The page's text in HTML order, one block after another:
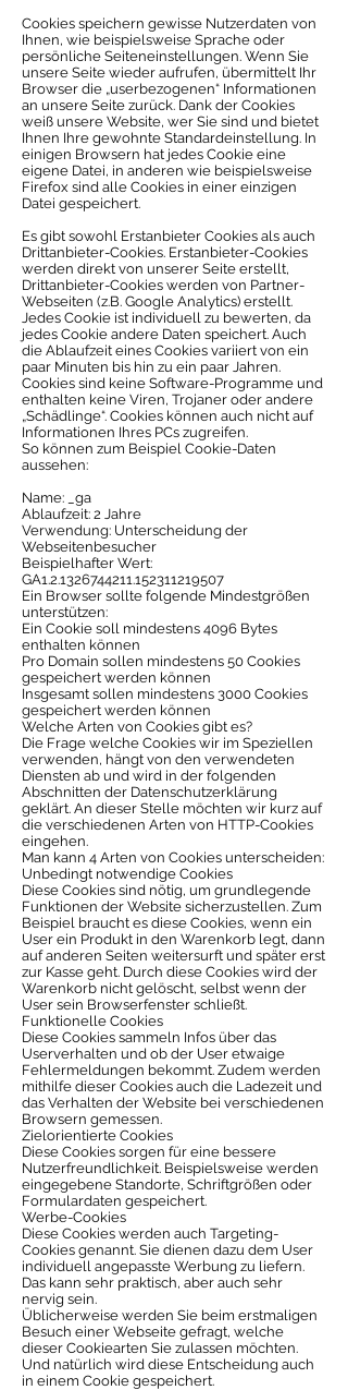
Cookies speichern gewisse Nutzerdaten von
Ihnen, wie beispielsweise Sprache oder
persönliche Seiteneinstellungen. Wenn Sie
unsere Seite wieder aufrufen, übermittelt Ihr
Browser die „userbezogenen“ Informationen
an unsere Seite zurück. Dank der Cookies
weiß unsere Website, wer Sie sind und bietet
Ihnen Ihre gewohnte Standardeinstellung. In
einigen Browsern hat jedes Cookie eine
eigene Datei, in anderen wie beispielsweise
Firefox sind alle Cookies in einer einzigen
Datei gespeichert.
Es gibt sowohl Erstanbieter Cookies als auch
Drittanbieter-Cookies. Erstanbieter-Cookies
werden direkt von unserer Seite erstellt,
Drittanbieter-Cookies werden von Partner-
Webseiten (z.B. Google Analytics) erstellt.
Jedes Cookie ist individuell zu bewerten, da
jedes Cookie andere Daten speichert. Auch
die Ablaufzeit eines Cookies variiert von ein
paar Minuten bis hin zu ein paar Jahren.
Cookies sind keine Software-Programme und
enthalten keine Viren, Trojaner oder andere
„Schädlinge“. Cookies können auch nicht auf
Informationen Ihres PCs zugreifen.
So können zum Beispiel Cookie-Daten
aussehen:
Name: _ga
Ablaufzeit: 2 Jahre
Verwendung: Unterscheidung der
Webseitenbesucher
Beispielhafter Wert:
GA1.2.1326744211.152311219507
Ein Browser sollte folgende Mindestgrößen
unterstützen:
Ein Cookie soll mindestens 4096 Bytes
enthalten können
Pro Domain sollen mindestens 50 Cookies
gespeichert werden können
Insgesamt sollen mindestens 3000 Cookies
gespeichert werden können
Welche Arten von Cookies gibt es?
Die Frage welche Cookies wir im Speziellen
verwenden, hängt von den verwendeten
Diensten ab und wird in der folgenden
Abschnitten der Datenschutzerklärung
geklärt. An dieser Stelle möchten wir kurz auf
die verschiedenen Arten von HTTP-Cookies
eingehen.
Man kann 4 Arten von Cookies unterscheiden:
Unbedingt notwendige Cookies
Diese Cookies sind nötig, um grundlegende
Funktionen der Website sicherzustellen. Zum
Beispiel braucht es diese Cookies, wenn ein
User ein Produkt in den Warenkorb legt, dann
auf anderen Seiten weitersurft und später erst
zur Kasse geht. Durch diese Cookies wird der
Warenkorb nicht gelöscht, selbst wenn der
User sein Browserfenster schließt.
Funktionelle Cookies
Diese Cookies sammeln Infos über das
Userverhalten und ob der User etwaige
Fehlermeldungen bekommt. Zudem werden
mithilfe dieser Cookies auch die Ladezeit und
das Verhalten der Website bei verschiedenen
Browsern gemessen.
Zielorientierte Cookies
Diese Cookies sorgen für eine bessere
Nutzerfreundlichkeit. Beispielsweise werden
eingegebene Standorte, Schriftgrößen oder
Formulardaten gespeichert.
Werbe-Cookies
Diese Cookies werden auch Targeting-
Cookies genannt. Sie dienen dazu dem User
individuell angepasste Werbung zu liefern.
Das kann sehr praktisch, aber auch sehr
nervig sein.
Üblicherweise werden Sie beim erstmaligen
Besuch einer Webseite gefragt, welche
dieser Cookiearten Sie zulassen möchten.
Und natürlich wird diese Entscheidung auch
in einem Cookie gespeichert.